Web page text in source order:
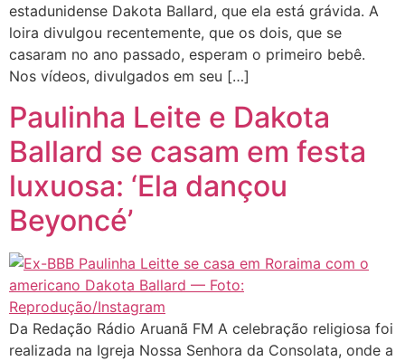
estadunidense Dakota Ballard, que ela está grávida. A
loira divulgou recentemente, que os dois, que se
casaram no ano passado, esperam o primeiro bebê.
Nos vídeos, divulgados em seu […]
Paulinha Leite e Dakota
Ballard se casam em festa
luxuosa: ‘Ela dançou
Beyoncé’
Da Redação Rádio Aruanã FM A celebração religiosa foi
realizada na Igreja Nossa Senhora da Consolata, onde a